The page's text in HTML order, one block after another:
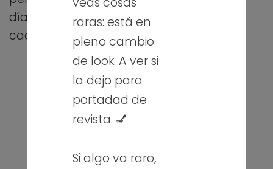
día. Hoy en día las
cadenas…
Sobre mí
raras: está en
pleno cambio
de look. A ver si
la dejo para
portadad de
revista. 💅
Si algo va raro,